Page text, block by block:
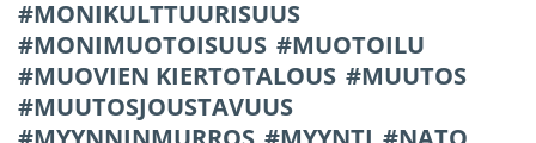
MONIKULTTUURISUUS
MONIMUOTOISUUS
MUOTOILU
MUOVIEN KIERTOTALOUS
MUUTOS
MUUTOSJOUSTAVUUS